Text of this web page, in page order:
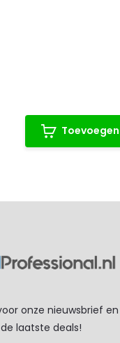
onze nieuwsbrief
laatste deals!